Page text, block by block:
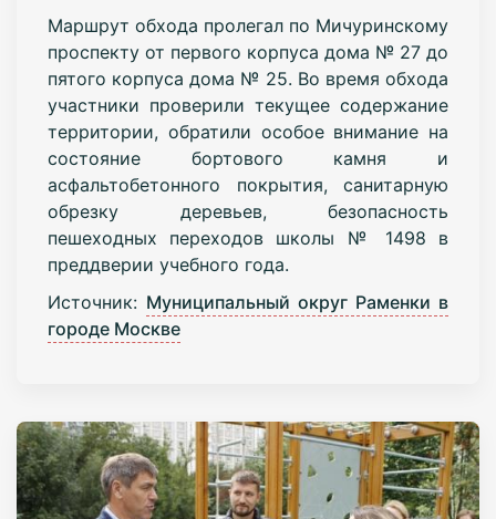
Маршрут обхода пролегал по Мичуринскому
проспекту от первого корпуса дома № 27 до
пятого корпуса дома № 25. Во время обхода
участники проверили текущее содержание
территории, обратили особое внимание на
состояние бортового камня и
асфальтобетонного покрытия, санитарную
обрезку деревьев, безопасность
пешеходных переходов школы № 1498 в
преддверии учебного года.
Источник: Муниципальный округ Раменки в
городе Москве